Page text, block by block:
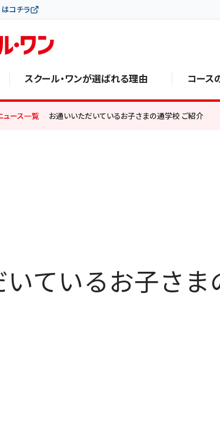
コチラ
スクール・ワンが選ばれる理由 コース
ュース一覧 お通いいただいているお子さまの通学校 ご紹介
ているお子さ